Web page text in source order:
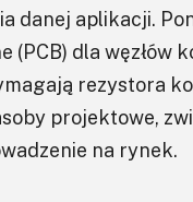
danej aplikacji.
(PCB) dla węzłów
rezystora
projektowe,
na rynek.